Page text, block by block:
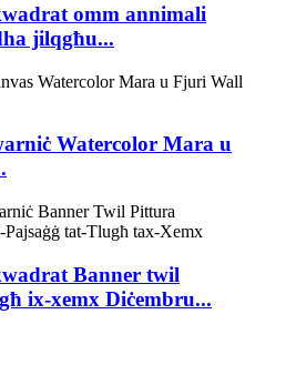
omm annimali
jilqgħu...
Watercolor Mara u
Banner twil
ix-xemx Diċembru...